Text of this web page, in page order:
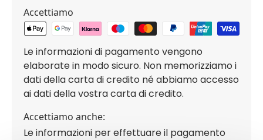
Accettiamo
Le informazioni di pagamento vengono
elaborate in modo sicuro. Non memorizziamo i
dati della carta di credito né abbiamo accesso
ai dati della vostra carta di credito.
Accettiamo anche:
Le informazioni per effettuare il pagamento